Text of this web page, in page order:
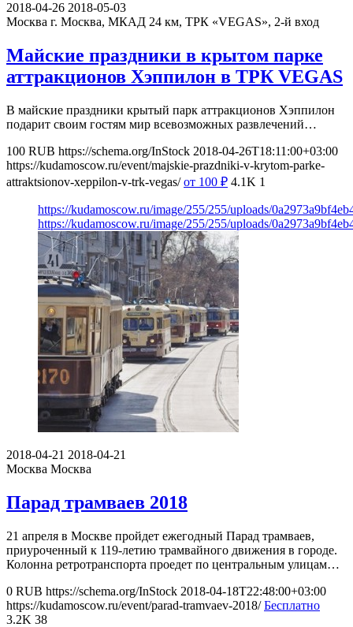
2018-04-26 2018-05-03
Москва г. Москва, МКАД 24 км, ТРК «VEGAS», 2-й вход
Майские праздники в крытом парке
аттракционов Хэппилон в ТРК VEGAS
В майские праздники крытый парк аттракционов Хэппилон
подарит своим гостям мир всевозможных развлечений…
100 RUB https://schema.org/InStock 2018-04-26T18:11:00+03:00
https://kudamoscow.ru/event/majskie-prazdniki-v-krytom-parke-
attraktsionov-xeppilon-v-trk-vegas/ от 100 ₽ 4.1K 1
https://kudamoscow.ru/image/255/255/uploads/
https://kudamoscow.ru/image/255/255/uploads/
2018-04-21 2018-04-21
Москва Москва
Парад трамваев 2018
21 апреля в Москве пройдет ежегодный Парад трамваев,
приуроченный к 119-летию трамвайного движения в городе.
Колонна ретротранспорта проедет по центральным улицам…
0 RUB https://schema.org/InStock 2018-04-18T22:48:00+03:00
https://kudamoscow.ru/event/parad-tramvaev-2018/ Бесплатно
3.2K 38